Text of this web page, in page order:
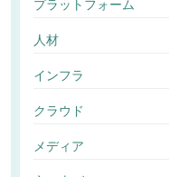
プラットフォーム
人材
インフラ
クラウド
メディア